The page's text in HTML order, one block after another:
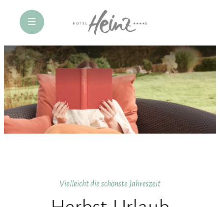
öffne Navigation
Vielleicht die schönste Jahreszeit